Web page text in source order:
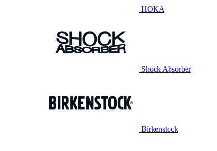
HOKA
Shock Absorber
Birkenstock